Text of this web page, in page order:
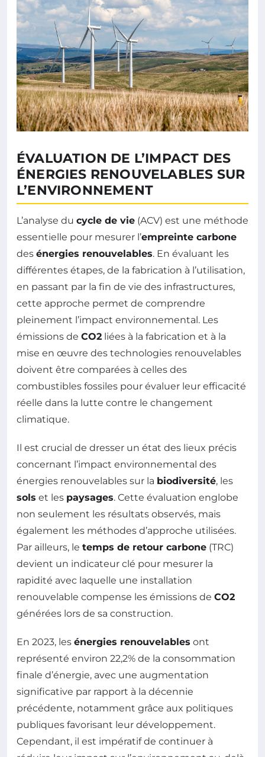
ÉVALUATION DE L’IMPACT DES
ÉNERGIES RENOUVELABLES SUR
L’ENVIRONNEMENT
L’analyse du cycle de vie (ACV) est une méthode
essentielle pour mesurer l’empreinte carbone
des énergies renouvelables. En évaluant les
différentes étapes, de la fabrication à l’utilisation,
en passant par la fin de vie des infrastructures,
cette approche permet de comprendre
pleinement l’impact environnemental. Les
émissions de CO2 liées à la fabrication et à la
mise en œuvre des technologies renouvelables
doivent être comparées à celles des
combustibles fossiles pour évaluer leur efficacité
réelle dans la lutte contre le changement
climatique.
Il est crucial de dresser un état des lieux précis
concernant l’impact environnemental des
énergies renouvelables sur la biodiversité, les
sols et les paysages. Cette évaluation englobe
non seulement les résultats observés, mais
également les méthodes d’approche utilisées.
Par ailleurs, le temps de retour carbone (TRC)
devient un indicateur clé pour mesurer la
rapidité avec laquelle une installation
renouvelable compense les émissions de CO2
générées lors de sa construction.
En 2023, les énergies renouvelables ont
représenté environ 22,2% de la consommation
finale d’énergie, avec une augmentation
significative par rapport à la décennie
précédente, notamment grâce aux politiques
publiques favorisant leur développement.
Cependant, il est impératif de continuer à